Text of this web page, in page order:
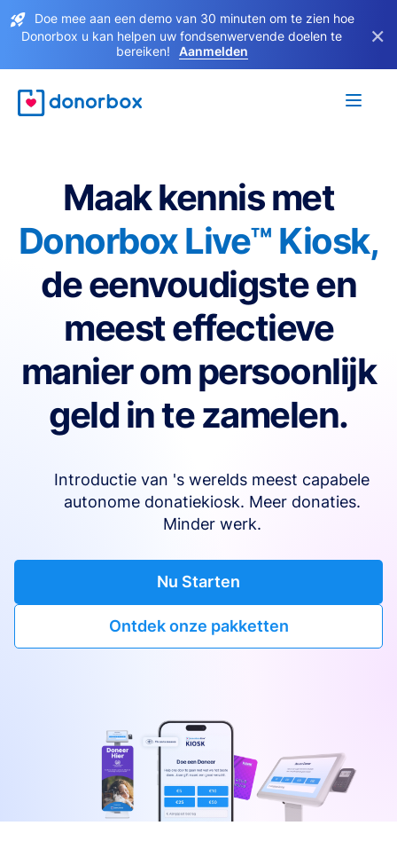
Doe mee aan een demo van 30 minuten om te zien hoe
Donorbox u kan helpen uw fondsenwervende doelen te
bereiken!
Aanmelden
×
Maak kennis met
Donorbox Live™ Kiosk,
de eenvoudigste en
meest effectieve
manier om persoonlijk
geld in te zamelen.
Introductie van 's werelds meest capabele
autonome donatiekiosk. Meer donaties.
Minder werk.
Nu Starten
Ontdek onze pakketten